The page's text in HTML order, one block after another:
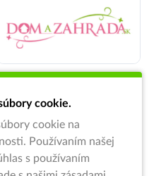
cookie.
cookie na
Používaním našej
s používaním